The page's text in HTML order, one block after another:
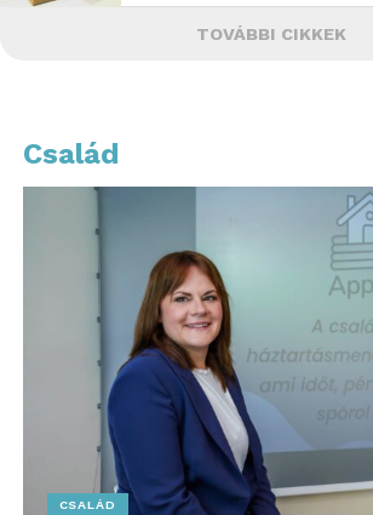
TOVÁBBI CIKKEK
Család
CSALÁD